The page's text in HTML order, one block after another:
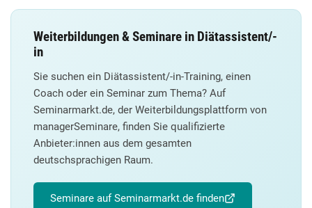
Weiterbildungen & Seminare in Diätassistent/-
in
Sie suchen ein Diätassistent/-in-Training, einen
Coach oder ein Seminar zum Thema? Auf
Seminarmarkt.de, der Weiterbildungsplattform von
managerSeminare, finden Sie qualifizierte
Anbieter:innen aus dem gesamten
deutschsprachigen Raum.
Seminare auf Seminarmarkt.de finden